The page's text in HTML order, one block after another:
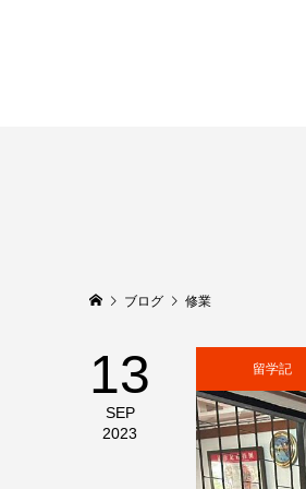
ブログ 修業
13
SEP
2023
留学記